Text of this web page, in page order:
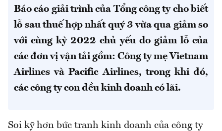
Báo cáo giải trình của Tổng công ty cho biết
lỗ sau thuế hợp nhất quý 3 vừa qua giảm so
với cùng kỳ 2022 chủ yếu do giảm lỗ của
các đơn vị vận tải gồm: Công ty mẹ Vietnam
Airlines và Pacific Airlines, trong khi đó,
các công ty con đều kinh doanh có lãi.
Soi kỹ hơn bức tranh kinh doanh của công ty